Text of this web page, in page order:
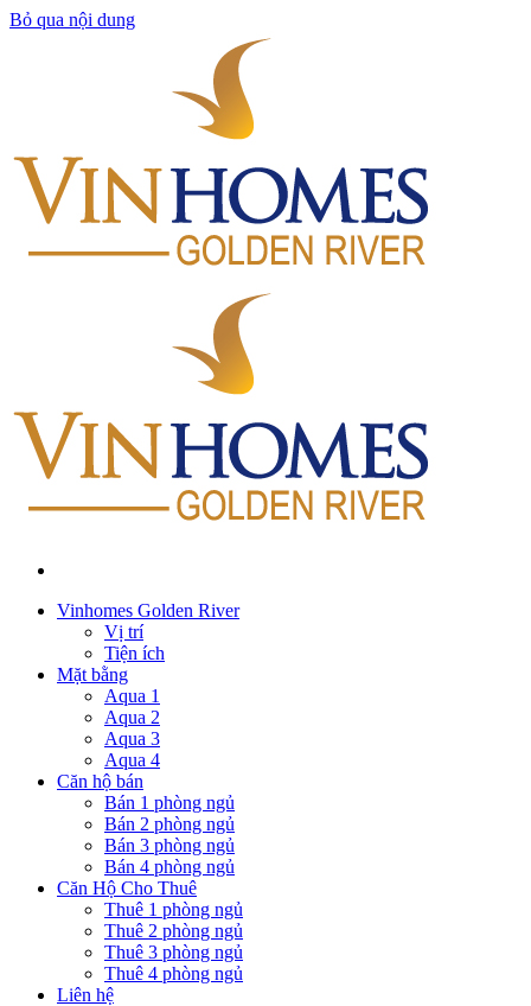
Bỏ qua nội dung
Vinhomes Golden River
Vị trí
Tiện ích
Mặt bằng
Aqua 1
Aqua 2
Aqua 3
Aqua 4
Căn hộ bán
Bán 1 phòng ngủ
Bán 2 phòng ngủ
Bán 3 phòng ngủ
Bán 4 phòng ngủ
Căn Hộ Cho Thuê
Thuê 1 phòng ngủ
Thuê 2 phòng ngủ
Thuê 3 phòng ngủ
Thuê 4 phòng ngủ
Liên hệ